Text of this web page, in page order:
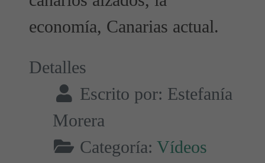
economía, Canarias actual.
Detalles
Escrito por: Estefanía
Morera
Categoría: Vídeos